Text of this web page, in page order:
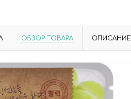
ОБЗОР ТОВАРА ОПИСАНИЕ